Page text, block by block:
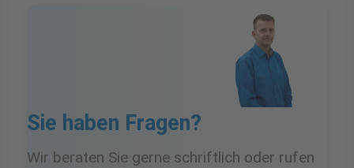
Sie haben Fragen?
Wir beraten Sie gerne schriftlich oder rufen